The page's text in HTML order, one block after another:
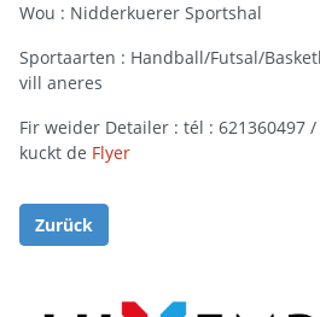
Wou : Nidderkuerer Sportshal
Sportaarten : Handball/Futsal/
vill aneres
Fir weider Detailer : tél : 621360497
kuckt de Flyer
Zurück